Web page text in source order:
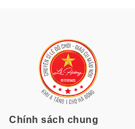
Chính sách chung